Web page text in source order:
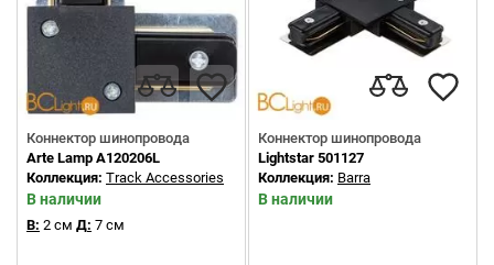
Коннектор шинопровода
Arte Lamp A120206L
Коллекция: Track Accessories
В наличии
В: 2 см Д: 7 см
Коннектор шинопровода
Lightstar 501127
Коллекция: Barra
В наличии